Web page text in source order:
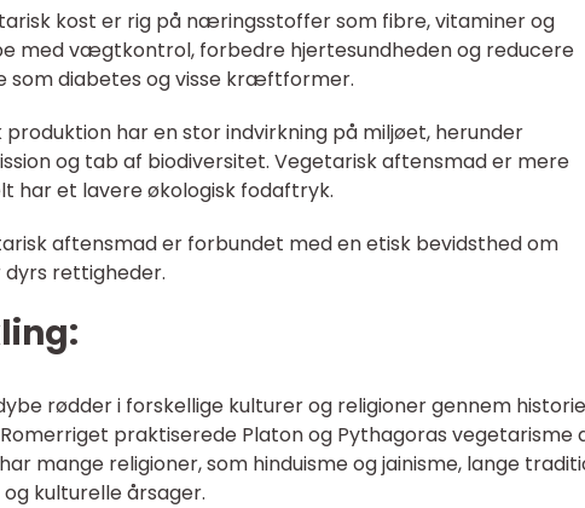
kost er rig på næringsstoffer som fibre, vitaminer og
med vægtkontrol, forbedre hjertesundheden og reducere
som diabetes og visse kræftformer.
har en stor indvirkning på miljøet, herunder
og tab af biodiversitet. Vegetarisk aftensmad er mere
har et lavere økologisk fodaftryk.
aftensmad er forbundet med en etisk bevidsthed om
rettigheder.
rødder i forskellige kulturer og religioner gennem
praktiserede Platon og Pythagoras vegetarisme
mange religioner, som hinduisme og jainisme, lange
kulturelle årsager.